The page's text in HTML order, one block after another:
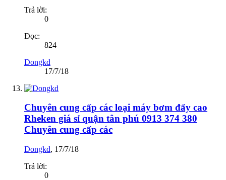
Trả lời:
0
Đọc:
824
Dongkd
17/7/18
Chuyên cung cấp các loại máy bơm đẩy cao
Rheken giá sỉ quận tân phú 0913 374 380
Chuyên cung cấp các
Dongkd, 17/7/18
Trả lời:
0